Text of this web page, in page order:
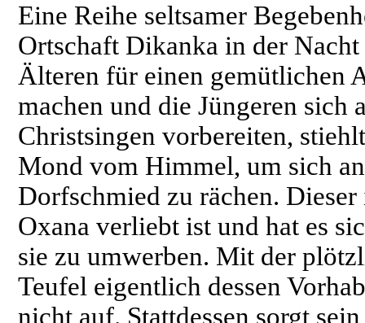
Eine Reihe seltsamer
Ortschaft Dikanka in der
Älteren für einen gemütlichen
machen und die Jüngeren
Christsingen vorbereiten,
Mond vom Himmel, um sich
Dorfschmied zu rächen.
Oxana verliebt ist und hat es
sie zu umwerben. Mit der
Teufel eigentlich dessen
nicht auf. Stattdessen sorgt